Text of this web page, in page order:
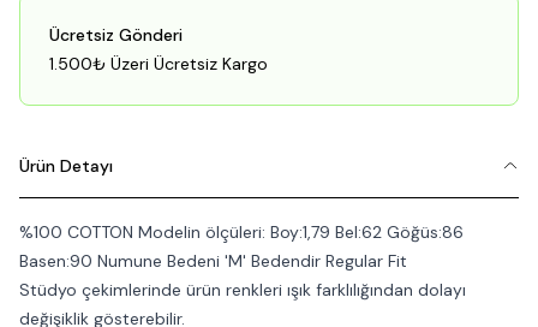
Ücretsiz Gönderi
1.500₺ Üzeri Ücretsiz Kargo
Ürün Detayı
%100 COTTON Modelin ölçüleri: Boy:1,79 Bel:62 Göğüs:86
Basen:90 Numune Bedeni 'M' Bedendir Regular Fit
Stüdyo çekimlerinde ürün renkleri ışık farklılığından dolayı
değişiklik gösterebilir.